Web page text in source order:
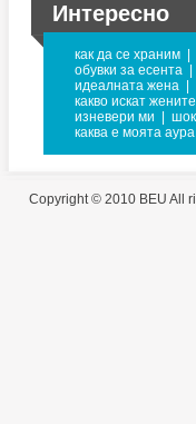
Интересно
как да се храним
обувки за есента
идеалната жена
какво искат жените
изневери ми
каква е моята аура
Copyright © 2010 BEU All